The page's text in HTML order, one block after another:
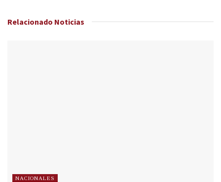
Relacionado Noticias
NACIONALES